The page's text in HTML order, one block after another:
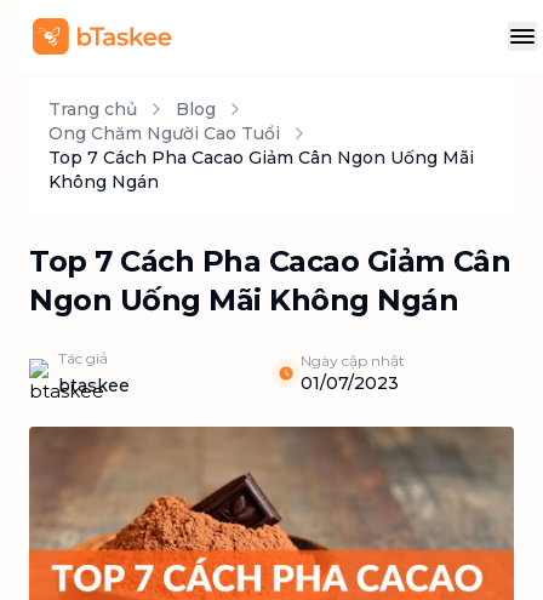
Trang chủ
Blog
Ong Chăm Người Cao Tuổi
Top 7 Cách Pha Cacao Giảm Cân Ngon Uống Mãi
Không Ngán
Top 7 Cách Pha Cacao Giảm Cân
Ngon Uống Mãi Không Ngán
Tác giả
btaskee
Ngày cập nhật
01/07/2023